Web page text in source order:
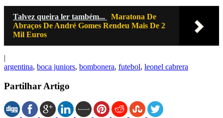
Talvez queira ler também...
Maratona De
Abraços De André Gomes Rendeu Mais De 2
Mil Euros
|
argentina, boca juniors, bombonera, futebol, leonel cabrera
Partilhar Artigo